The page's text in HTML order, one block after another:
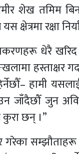
शेख तमिम
क्षेत्रमा रक्षा
धेरै
हस्ताक्षर
हामी
जाँदैछौँ जुन
छन् ।”
गरेका